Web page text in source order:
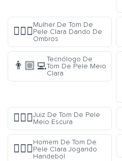
🤷🏻‍♀️
Mulher De Tom De
Pele Clara Dando De
Ombros
👨🏼‍💻
Tecnólogo De
Tom De Pele Meio
Clara
👨🏾‍⚖️Juiz De Tom De Pele
Meio Escura
🤾🏻‍♂️
Homem De Tom De
Pele Clara Jogando
Handebol